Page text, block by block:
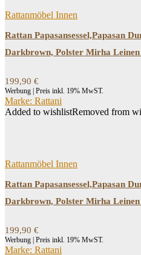
Rattanmöbel Innen
Rattan Papasansessel,Papasan
Darkbrown, Polster Mirha
199,90 €
Werbung | Preis inkl. 19% MwST.
Marke: Rattani
Added to wishlistRemoved from
Rattanmöbel Innen
Rattan Papasansessel,Papasan
Darkbrown, Polster Mirha Leinen
199,90 €
Werbung | Preis inkl. 19% MwST.
Marke: Rattani